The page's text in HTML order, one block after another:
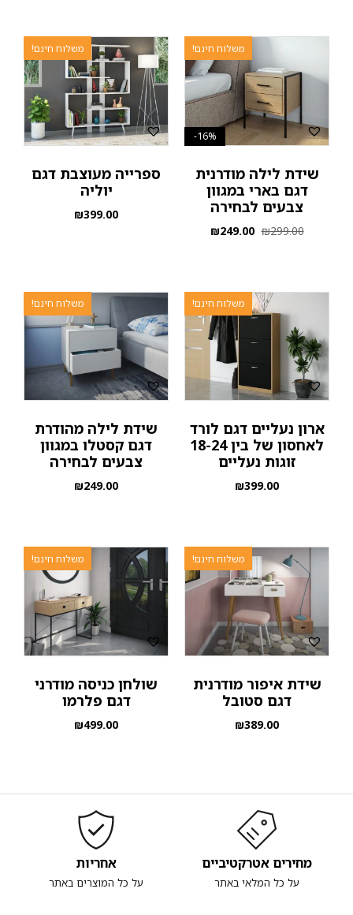
משלוח חינם!
16%-
שידת לילה מודרנית
דגם בארי במגוון
צבעים לבחירה
₪299.00
₪249.00
משלוח חינם!
ספרייה מעוצבת דגם
יוליה
₪399.00
משלוח חינם!
ארון נעליים דגם לורד
לאחסון של בין 18-24
זוגות נעליים
₪399.00
משלוח חינם!
שידת לילה מהודרת
דגם קסטלו במגוון
צבעים לבחירה
₪249.00
משלוח חינם!
שידת איפור מודרנית
דגם סטובל
₪389.00
משלוח חינם!
שולחן כניסה מודרני
דגם פלרמו
₪499.00
מחירים אטרקטיביים
על כל המלאי באתר
אחריות
על כל המוצרים באתר